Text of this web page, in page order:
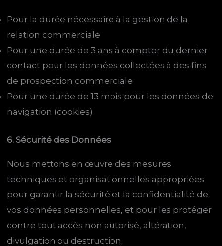
Pour la durée nécessaire à la gestion de la
relation commerciale
Pour une durée de 3 ans à compter du dernier
contact pour les données collectées à des fins
de prospection commerciale
Pour une durée de 13 mois pour les données de
navigation (cookies)
6. Sécurité des Données
Nous mettons en œuvre des mesures
techniques et organisationnelles appropriées
pour garantir la sécurité et la confidentialité de
vos données personnelles, et pour les protéger
contre tout accès non autorisé, altération,
divulgation ou destruction.